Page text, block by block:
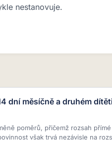
nestanovuje.
dní měsíčně a druhém
poměrů, přičemž rozsah
však trvá nezávisle na